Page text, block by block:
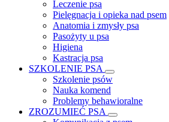
Leczenie psa
Pielęgnacja i opieka nad psem
Anatomia i zmysły psa
Pasożyty u psa
Higiena
Kastracja psa
SZKOLENIE PSA
Szkolenie psów
Nauka komend
Problemy behawioralne
ZROZUMIEĆ PSA